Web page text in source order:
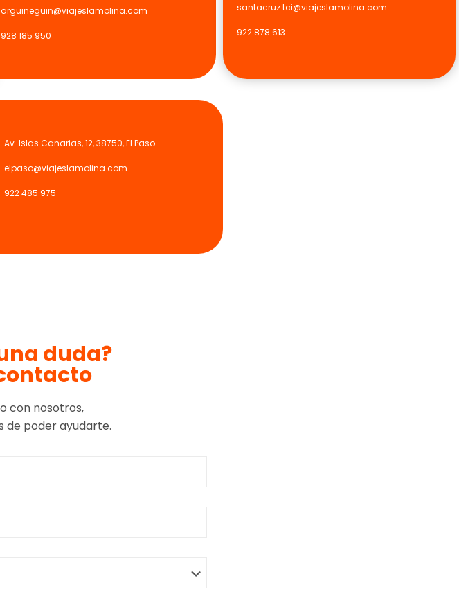
arguineguin@viajeslamolina.com
928 185 950
santacruz.tci@viajeslamolina.com
922 878 613
Av. Islas Canarias, 12, 38750, El Paso
elpaso@viajeslamolina.com
922 485 975
duda?
con nosotros,
de poder ayudarte.